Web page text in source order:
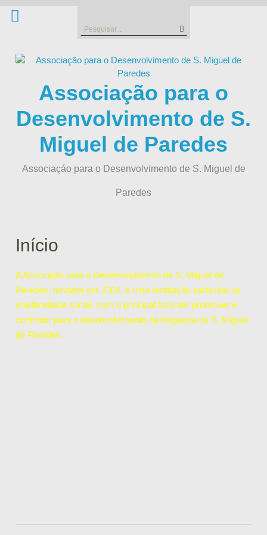
Search
Associação para o
Desenvolvimento de S.
Miguel de Paredes
Associaçáo para o Desenvolvimento de S. Miguel de
Paredes
Início
A Associção para o Desenvolvimento de S. Miguel de
Paredes, fundada em 2004, é uma instituição particular de
solidariedade social, com o principal foco em promover e
contribuir para o desenvolvimento da freguesia de S. Miguel
de Paredes.